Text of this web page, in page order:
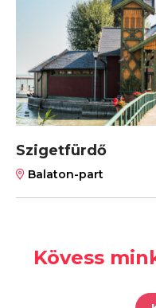
Szigetfürdő
Balaton-part
Kövess